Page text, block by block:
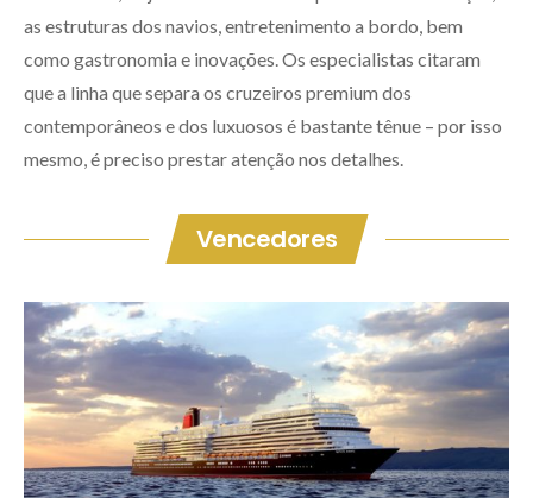
as estruturas dos navios, entretenimento a bordo, bem
como gastronomia e inovações. Os especialistas citaram
que a linha que separa os cruzeiros premium dos
contemporâneos e dos luxuosos é bastante tênue – por isso
mesmo, é preciso prestar atenção nos detalhes.
Vencedores